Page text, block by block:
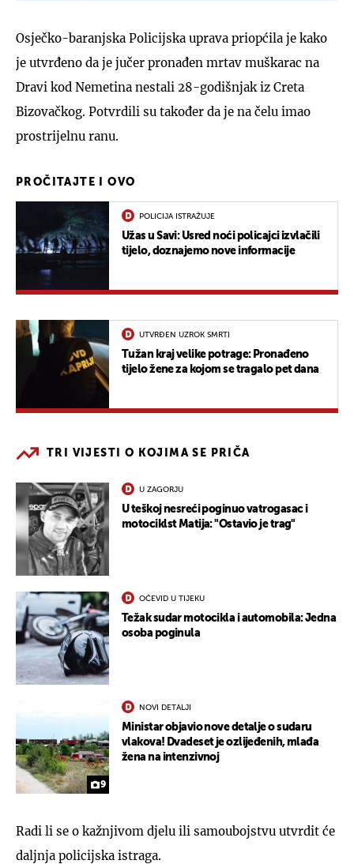
Osječko-baranjska Policijska uprava priopćila je kako
je utvrđeno da je jučer pronađen mrtav muškarac na
Dravi kod Nemetina nestali 28-godišnjak iz Creta
Bizovačkog. Potvrdili su također da je na čelu imao
prostrijelnu ranu.
PROČITAJTE I OVO
POLICIJA ISTRAŽUJE
Užas u Savi: Usred noći policajci izvlačili
tijelo, doznajemo nove informacije
UTVRĐEN UZROK SMRTI
Tužan kraj velike potrage: Pronađeno
tijelo žene za kojom se tragalo pet dana
TRI VIJESTI O KOJIMA SE PRIČA
U ZAGORJU
U teškoj nesreći poginuo vatrogasac i
motociklst Matija: "Ostavio je trag"
OČEVID U TIJEKU
Težak sudar motocikla i automobila: Jedna
osoba poginula
9
NOVI DETALJI
Ministar objavio nove detalje o sudaru
vlakova! Dvadeset je ozlijeđenih, mlađa
žena na intenzivnoj
Radi li se o kažnjivom djelu ili samoubojstvu utvrdit će
daljnja policijska istraga.